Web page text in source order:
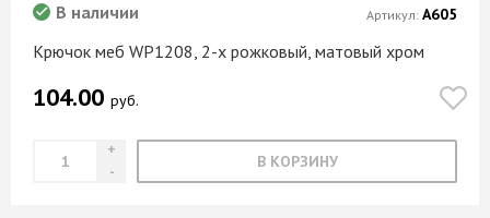
Крючок меб WP1208, 2-х рожковый, матовый хром
В наличии
104.00 руб.
В КОРЗИНУ
Артикул: А605